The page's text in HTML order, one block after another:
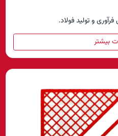
و تولید فولاد.
بیشتر